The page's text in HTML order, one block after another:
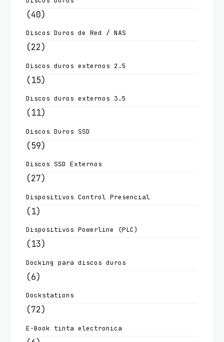
(40)
Discos Duros de Red / NAS
(22)
Discos duros externos 2.5
(15)
Discos duros externos 3.5
(11)
Discos Duros SSD
(59)
Discos SSD Externos
(27)
Dispositivos Control Presencial
(1)
Dispositivos Powerline (PLC)
(13)
Docking para discos duros
(6)
Dockstations
(72)
E-Book tinta electronica